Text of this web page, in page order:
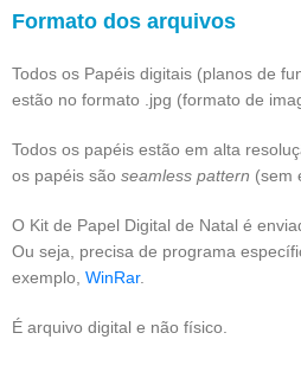
Formato dos arquivos
Todos os Papéis digitais (planos de
estão no formato .jpg (formato de
Todos os papéis estão em alta
os papéis são seamless pattern (sem
O Kit de Papel Digital de Natal é
Ou seja, precisa de programa
exemplo, WinRar.
É arquivo digital e não físico.